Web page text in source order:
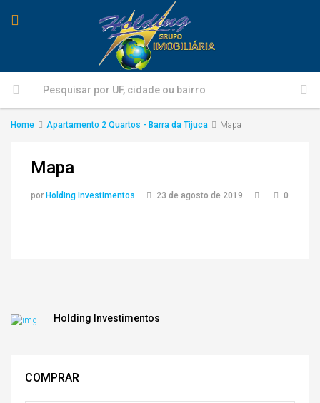
Home Apartamento 2 Quartos - Barra da Tijuca Mapa
Mapa
por Holding Investimentos 23 de agosto de 2019 0
Holding Investimentos
COMPRAR